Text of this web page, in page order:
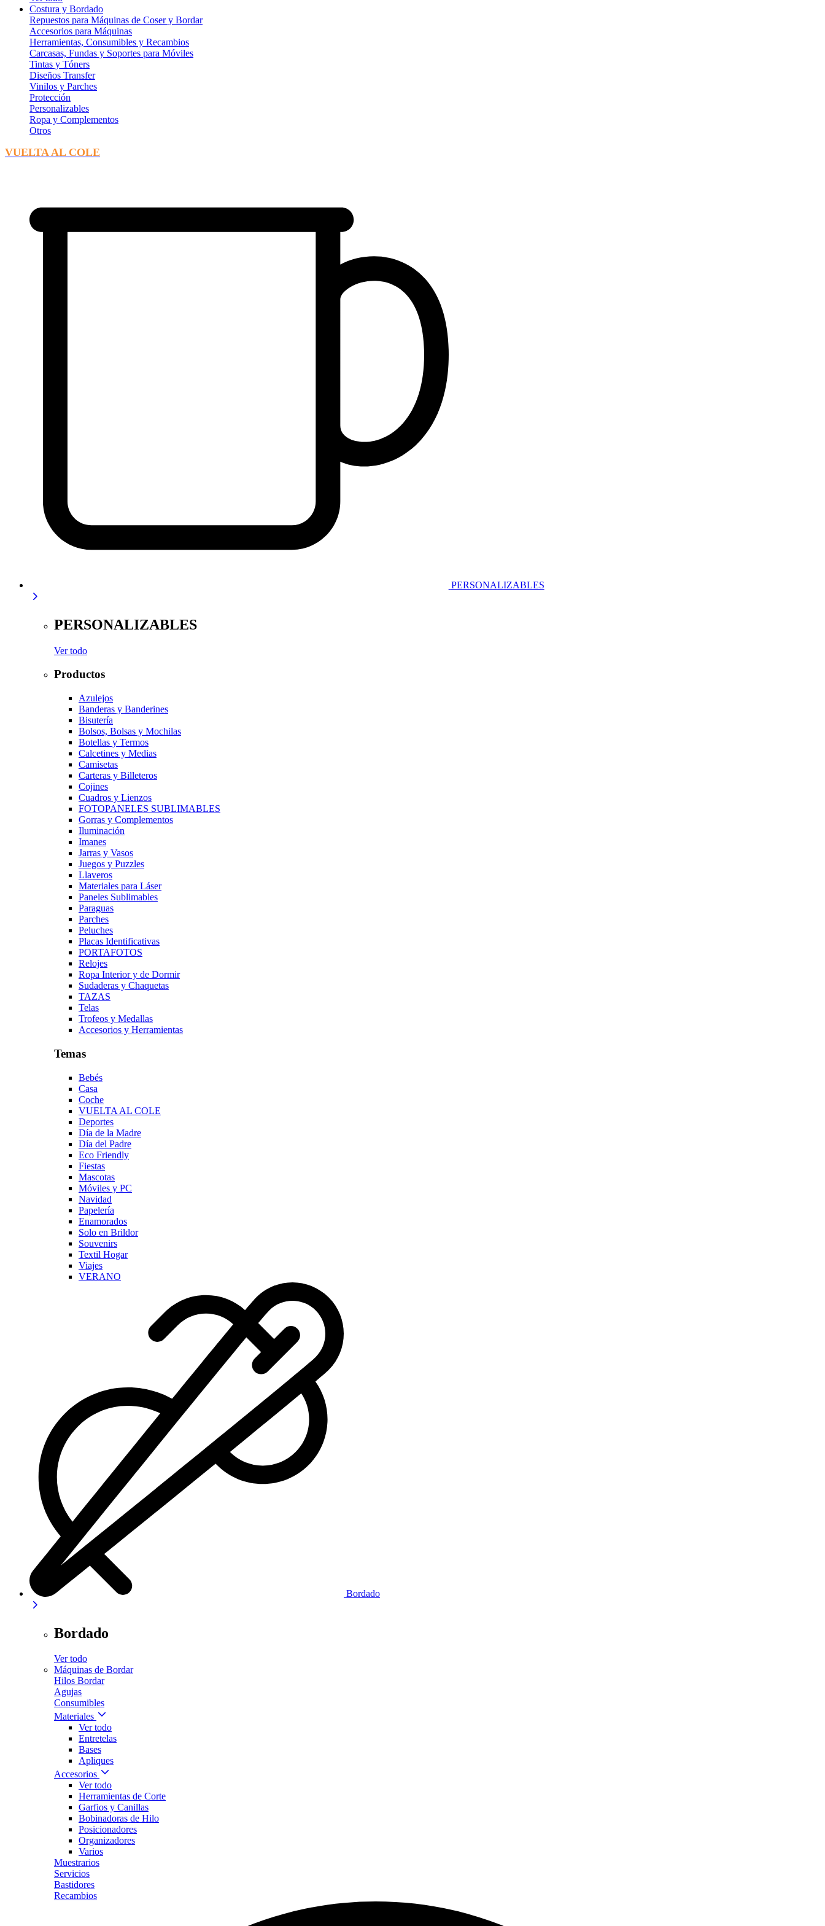
Costura y Bordado
Repuestos para Máquinas de Coser y Bordar
Accesorios para Máquinas
Herramientas, Consumibles y Recambios
Carcasas, Fundas y Soportes para Móviles
Tintas y Tóners
Diseños Transfer
Vinilos y Parches
Protección
Personalizables
Ropa y Complementos
Otros
VUELTA AL COLE
PERSONALIZABLES
PERSONALIZABLES
Ver todo
Productos
Azulejos
Banderas y Banderines
Bisutería
Bolsos, Bolsas y Mochilas
Botellas y Termos
Calcetines y Medias
Camisetas
Carteras y Billeteros
Cojines
Cuadros y Lienzos
FOTOPANELES SUBLIMABLES
Gorras y Complementos
Iluminación
Imanes
Jarras y Vasos
Juegos y Puzzles
Llaveros
Materiales para Láser
Paneles Sublimables
Paraguas
Parches
Peluches
Placas Identificativas
PORTAFOTOS
Relojes
Ropa Interior y de Dormir
Sudaderas y Chaquetas
TAZAS
Telas
Trofeos y Medallas
Accesorios y Herramientas
Temas
Bebés
Casa
Coche
VUELTA AL COLE
Deportes
Día de la Madre
Día del Padre
Eco Friendly
Fiestas
Mascotas
Móviles y PC
Navidad
Papelería
Enamorados
Solo en Brildor
Souvenirs
Textil Hogar
Viajes
VERANO
Bordado
Bordado
Ver todo
Máquinas de Bordar
Hilos Bordar
Agujas
Consumibles
Materiales
Ver todo
Entretelas
Bases
Apliques
Accesorios
Ver todo
Herramientas de Corte
Garfios y Canillas
Bobinadoras de Hilo
Posicionadores
Organizadores
Varios
Muestrarios
Servicios
Bastidores
Recambios